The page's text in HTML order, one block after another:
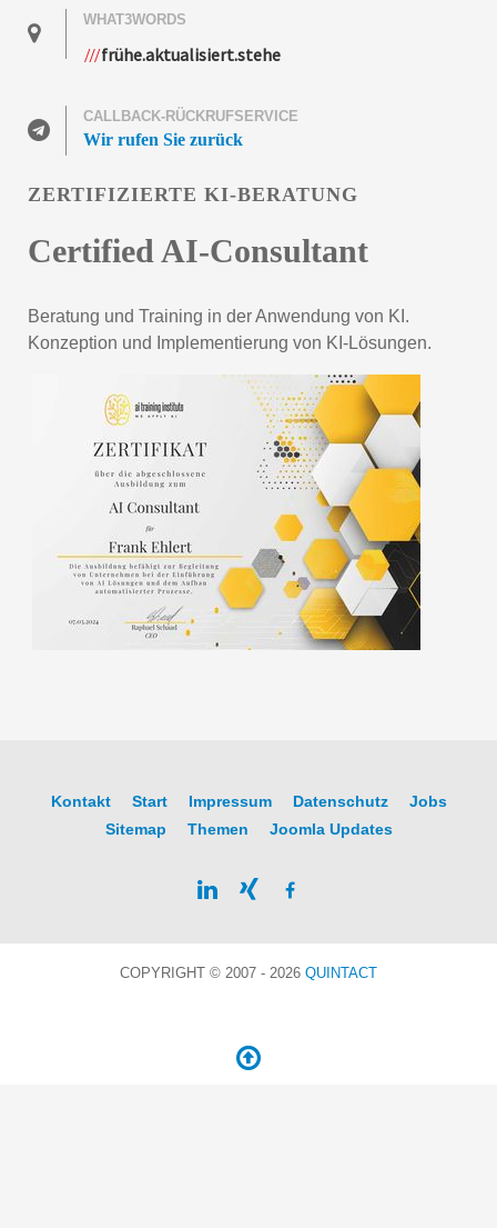
WHAT3WORDS
frühe.aktualisiert.stehe
CALLBACK-RÜCKRUFSERVICE
Wir rufen Sie zurück
ZERTIFIZIERTE KI-BERATUNG
Certified AI-Consultant
Beratung und Training in der Anwendung von KI.
Konzeption und Implementierung von KI-Lösungen.
Kontakt Start Impressum Datenschutz
Jobs
Sitemap
Themen Joomla Updates
COPYRIGHT © 2007 - 2026 QUINTACT